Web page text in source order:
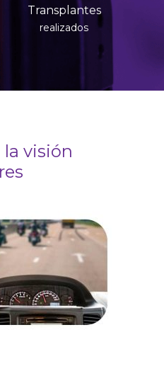
Transplantes
realizados
visión